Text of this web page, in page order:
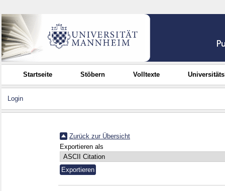
Startseite Stöbern Volltexte
Login
Zurück zur Übersicht
Exportieren als